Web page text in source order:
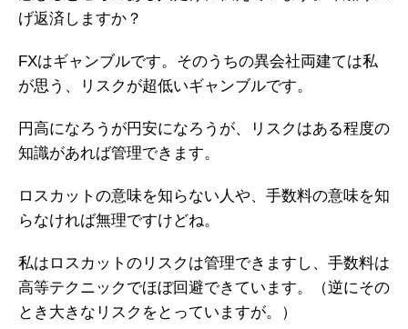
げ返済しますか？
FXはギャンブルです。そのうちの異会社両建ては私
が思う、リスクが超低いギャンブルです。
円高になろうが円安になろうが、リスクはある程度の
知識があれば管理できます。
ロスカットの意味を知らない人や、手数料の意味を知
らなければ無理ですけどね。
私はロスカットのリスクは管理できますし、手数料は
高等テクニックでほぼ回避できています。（逆にその
とき大きなリスクをとっていますが。）